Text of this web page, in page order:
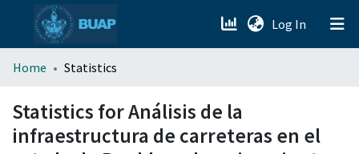
Log In (current)
menu.section.about_menu
All of DSpace
Home Statistics
Statistics for Análisis de la
infraestructura de carreteras en el